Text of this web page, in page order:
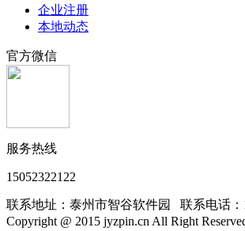
企业注册
本地动态
官方微信
服务热线
15052322122
联系地址：泰州市智谷软件园 联系电话：
Copyright @ 2015 jyzpin.cn All Right